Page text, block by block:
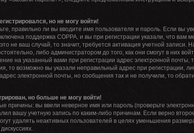
но не могу войти!
правильно ли вы вводите имя пользователя и пароль. Если вы
поддержка COPPA, и вы при регистрации указали, что
не ваш случай, то значит, требуется активация учетной
либо администратором до того, как они смогут в них
на указанный вами при регистрации адрес электронной
то возможно вы указали неправильный адрес при регистрации,
электронной почты, но сообщения так и не получили, то
но больше не могу войти!
причины: вы ввели неверное имя или пароль (проверьте
вашу учетную запись по каким-либо причинам. Если верно
удалять неактивных пользователей в целях уменьшения